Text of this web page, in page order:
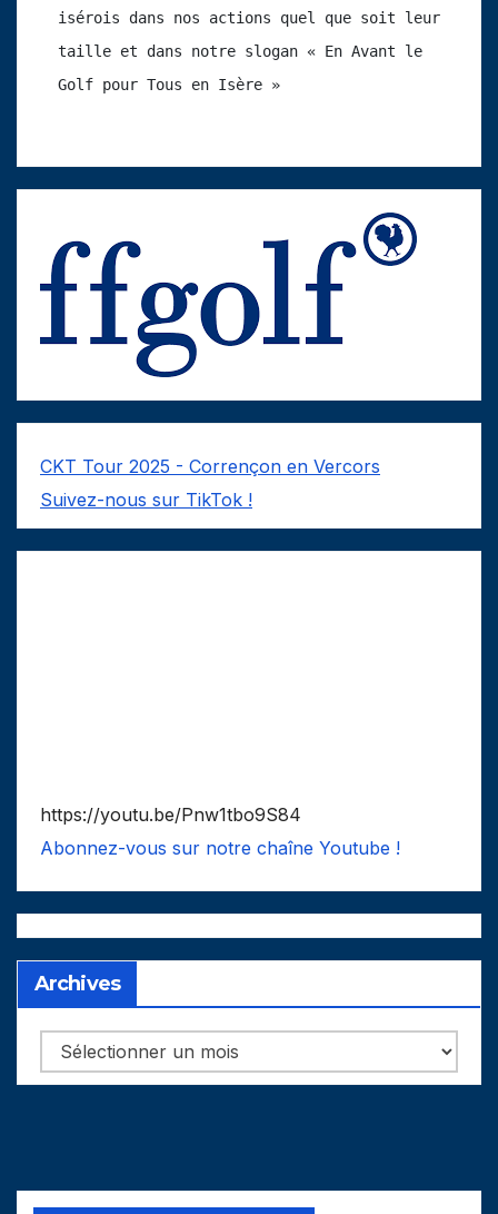
isérois dans nos actions quel que soit leur
taille et dans notre slogan « En Avant le
Golf pour Tous en Isère »
CKT Tour 2025 - Corrençon en Vercors
Suivez-nous sur TikTok !
https://youtu.be/Pnw1tbo9S84
Abonnez-vous sur notre chaîne Youtube !
Archives
Archives